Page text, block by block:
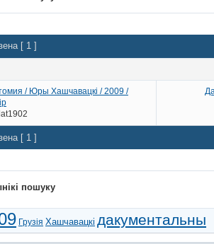
[ 1 ]
/ Юры Хашчавацкі / 2009 /
[ 1 ]
пошуку
Грузія Хашчавацкі дакументальны